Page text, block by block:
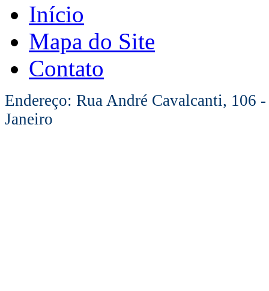
Início
Mapa do Site
Contato
Endereço: Rua André Cavalcanti, 106
Janeiro